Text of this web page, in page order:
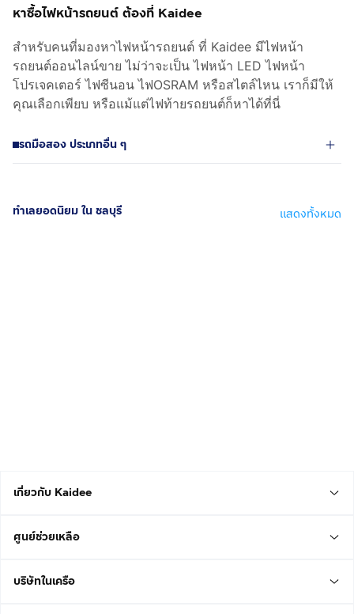
หาซื้อไฟหน้ารถยนต์ ต้องที่ Kaidee
สำหรับคนที่มองหาไฟหน้ารถยนต์ ที่ Kaidee มีไฟหน้า
รถยนต์ออนไลน์ขาย ไม่ว่าจะเป็น ไฟหน้า LED ไฟหน้า
โปรเจคเตอร์ ไฟซีนอน ไฟOSRAM หรือสไตล์ไหน เราก็มีให้
คุณเลือกเพียบ หรือแม้แต่ไฟท้ายรถยนต์ก็หาได้ที่นี่
รถมือสอง ประเภทอื่น ๆ
ทำเลยอดนิยม ใน ชลบุรี แสดงทั้งหมด
เกี่ยวกับ Kaidee
ศูนย์ช่วยเหลือ
บริษัทในเครือ